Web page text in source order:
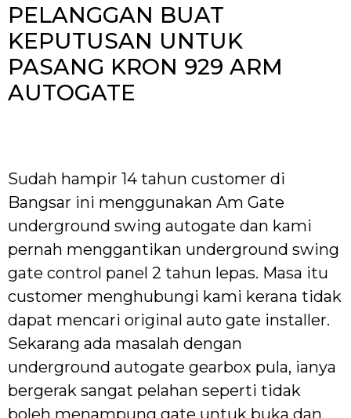
PELANGGAN BUAT
KEPUTUSAN UNTUK
PASANG KRON 929 ARM
AUTOGATE
Sudah hampir 14 tahun customer di
Bangsar ini menggunakan Am Gate
underground swing autogate dan kami
pernah menggantikan underground swing
gate control panel 2 tahun lepas. Masa itu
customer menghubungi kami kerana tidak
dapat mencari original auto gate installer.
Sekarang ada masalah dengan
underground autogate gearbox pula, ianya
bergerak sangat pelahan seperti tidak
boleh menampung gate untuk buka dan